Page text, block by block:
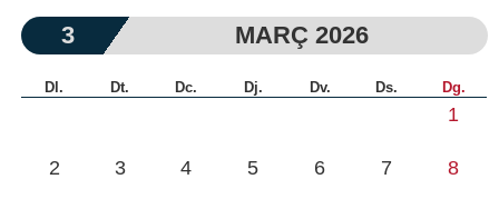
3 MARÇ 2026
Dl. Dt. Dc. Dj. Dv. Ds. Dg.
1
2 3 4 5 6 7 8